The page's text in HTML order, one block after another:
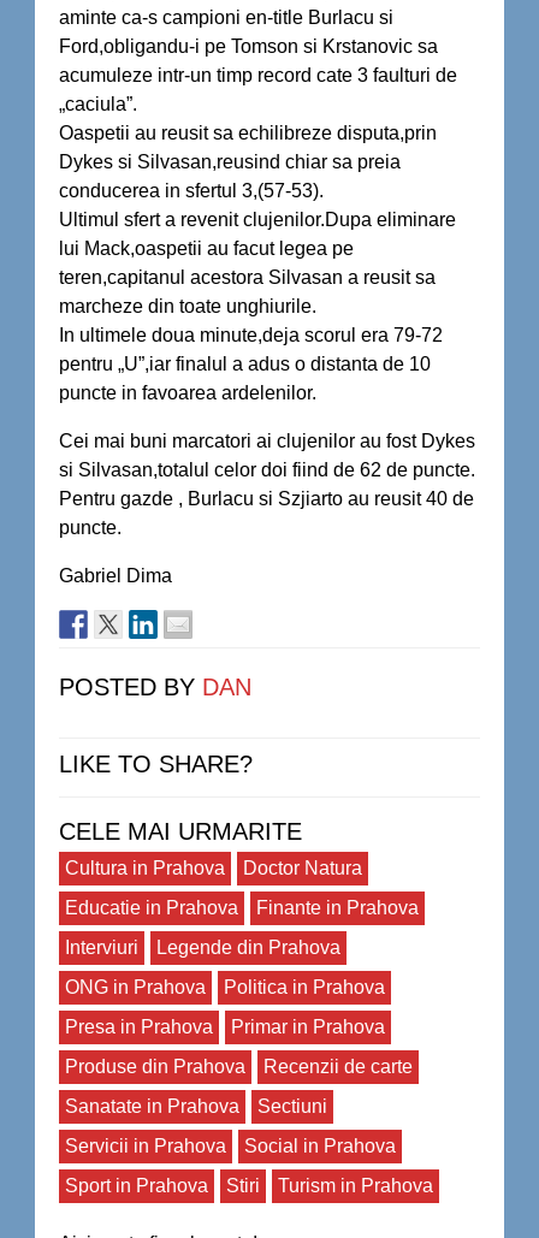
aminte ca-s campioni en-title Burlacu si
Ford,obligandu-i pe Tomson si Krstanovic sa
acumuleze intr-un timp record cate 3 faulturi de
„caciula”.
Oaspetii au reusit sa echilibreze disputa,prin
Dykes si Silvasan,reusind chiar sa preia
conducerea in sfertul 3,(57-53).
Ultimul sfert a revenit clujenilor.Dupa eliminare
lui Mack,oaspetii au facut legea pe
teren,capitanul acestora Silvasan a reusit sa
marcheze din toate unghiurile.
In ultimele doua minute,deja scorul era 79-72
pentru „U”,iar finalul a adus o distanta de 10
puncte in favoarea ardelenilor.
Cei mai buni marcatori ai clujenilor au fost Dykes
si Silvasan,totalul celor doi fiind de 62 de puncte.
Pentru gazde , Burlacu si Szjiarto au reusit 40 de
puncte.
Gabriel Dima
POSTED BY DAN
LIKE TO SHARE?
CELE MAI URMARITE
Cultura in Prahova
Doctor Natura
Educatie in Prahova
Finante in Prahova
Interviuri
Legende din Prahova
ONG in Prahova
Politica in Prahova
Presa in Prahova
Primar in Prahova
Produse din Prahova
Recenzii de carte
Sanatate in Prahova
Sectiuni
Servicii in Prahova
Social in Prahova
Sport in Prahova
Stiri Turism in Prahova